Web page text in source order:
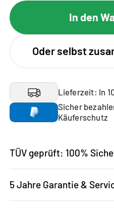
In den
Oder selbst
Lieferzeit: In
Sicher
Käuferschutz
TÜV geprüft: 100%
5 Jahre Garantie &